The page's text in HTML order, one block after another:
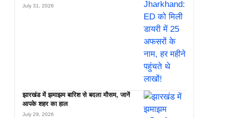
July 31, 2026
झारखंड में झमाझम बारिश से बदला मौसम, जानें
आपके शहर का हाल
July 29, 2026